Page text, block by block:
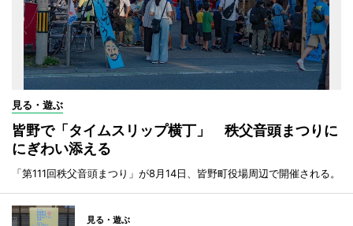
見る・遊ぶ
皆野で「タイムスリップ横丁」 秩父音頭まつりに
にぎわい添える
「第111回秩父音頭まつり」が8月14日、皆野町役場周辺で開催される。
見る・遊ぶ